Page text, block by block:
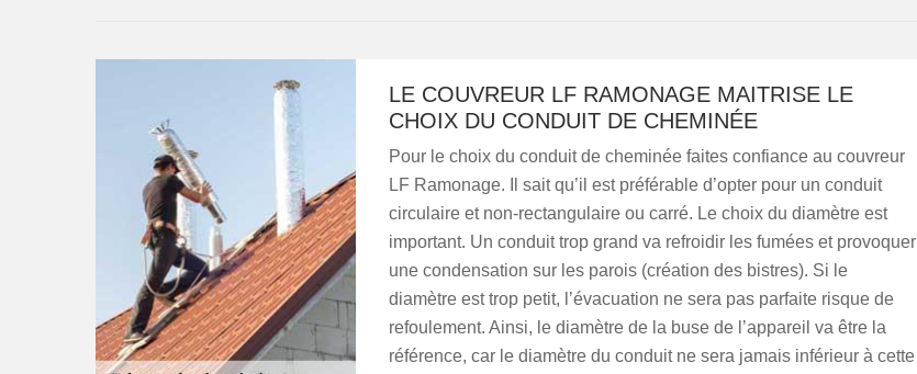
LE COUVREUR LF RAMONAGE MAITRISE LE
CHOIX DU CONDUIT DE CHEMINÉE
Pour le choix du conduit de cheminée faites confiance au couvreur
LF Ramonage. Il sait qu’il est préférable d’opter pour un conduit
circulaire et non-rectangulaire ou carré. Le choix du diamètre est
important. Un conduit trop grand va refroidir les fumées et provoquer
une condensation sur les parois (création des bistres). Si le
diamètre est trop petit, l’évacuation ne sera pas parfaite risque de
refoulement. Ainsi, le diamètre de la buse de l’appareil va être la
référence, car le diamètre du conduit ne sera jamais inférieur à cette